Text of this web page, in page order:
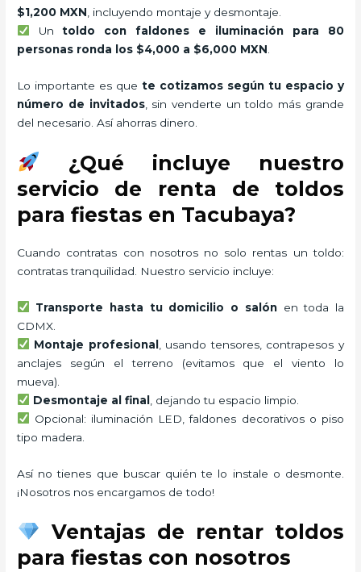
$1,200 MXN , incluyendo montaje y desmontaje.
Untoldo con faldones e iluminación para 80
personas ronda los $4,000 a $6,000 MXN
Lo importante es quete cotizamos según tu espacio y
número de invitados, sin venderte un toldo más grande
del necesario. Así ahorras dinero.
¿Qué incluye nuestro
servicio de renta de toldos
para fiestas en Tacubaya?
Cuando contratas con nosotros no solo rentas un toldo:
contratas tranquilidad. Nuestro servicio incluye:
Transporte hasta tu domicilio o salónen toda la
CDMX.
Montaje profesional
, usando tensores, contrapesos y
anclajes según el terreno (evitamos que el viento lo
mueva).
Desmontaje al final
, dejando tu espacio limpio.
Opcional: iluminación LED, faldones decorativos o piso
tipo madera.
Así no tienes que buscar quién te lo instale o desmonte.
¡Nosotros nos encargamos de todo!
Ventajas de rentar toldos
para fiestas con nosotros